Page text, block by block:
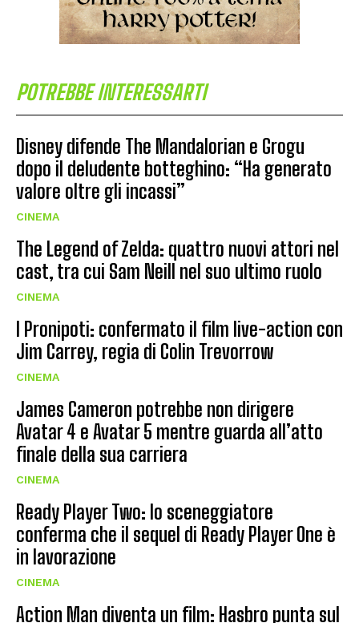
POTREBBE INTERESSARTI
Disney difende The Mandalorian e Grogu
dopo il deludente botteghino: “Ha generato
valore oltre gli incassi”
CINEMA
The Legend of Zelda: quattro nuovi attori nel
cast, tra cui Sam Neill nel suo ultimo ruolo
CINEMA
I Pronipoti: confermato il film live-action con
Jim Carrey, regia di Colin Trevorrow
CINEMA
James Cameron potrebbe non dirigere
Avatar 4 e Avatar 5 mentre guarda all’atto
finale della sua carriera
CINEMA
Ready Player Two: lo sceneggiatore
conferma che il sequel di Ready Player One è
in lavorazione
CINEMA
Action Man diventa un film: Hasbro punta sul